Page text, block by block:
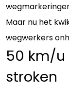
Maar nu het
wegwerkers
50 km/u
stroken